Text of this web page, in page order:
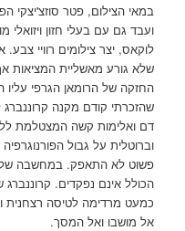
במאי הצילום, פטר סוזצ'יצקי
ועבד גם עם בעלי חזון ויזואלי
לוקאס, יצר צילומים רוויי
שלא גורע מאשליית המציאות
החזקה של הרומאן הגרפי
שהזכרתי קודם מקנה קרוננברג
דם ואלימות קשה המצטלמת
וברוטלית על גבול
פשוט לא התאפק. במחשבה
הכולל אינם נפקדים.
כמעט מרדימה לטיסה
אל מושבו ואל המסך.